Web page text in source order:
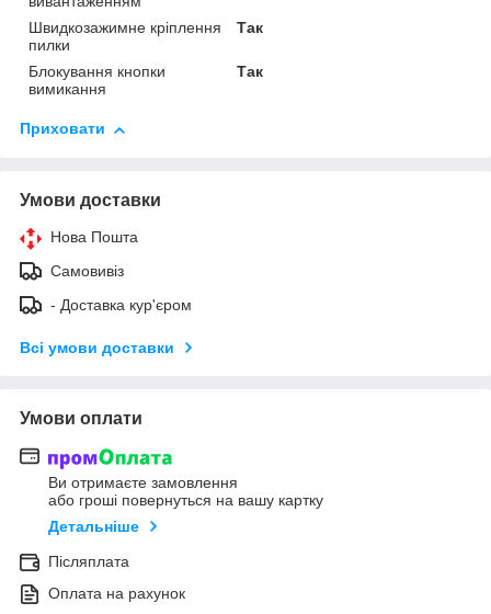
Швидкозажимне кріплення
пилки
Так
Блокування кнопки
вимикання
Так
Приховати
Умови доставки
Нова Пошта
Самовивіз
- Доставка кур'єром
Всі умови доставки
Умови оплати
Ви отримаєте замовлення
або гроші повернуться на вашу картку
Детальніше
Післяплата
Оплата на рахунок